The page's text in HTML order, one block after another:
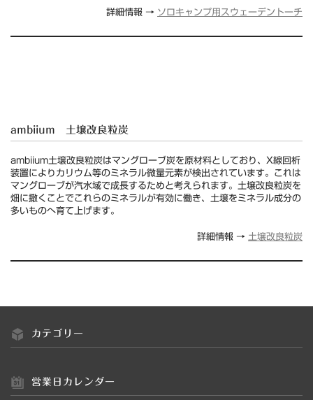
詳細情報 → ソロキャンプ用スウェーデントーチ
ambiium 土壌改良粒炭
ambiium土壌改良粒炭はマングローブ炭を原材料としており、X線回析
装置によりカリウム等のミネラル微量元素が検出されています。これは
マングローブが汽水域で成長するためと考えられます。土壌改良粒炭を
畑に撒くことでこれらのミネラルが有効に働き、土壌をミネラル成分の
多いものへ育て上げます。
詳細情報 → 土壌改良粒炭
カテゴリー
営業日カレンダー